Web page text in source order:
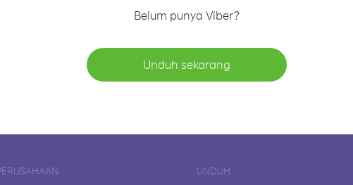
Belum punya Viber?
Unduh sekarang
UNDUH